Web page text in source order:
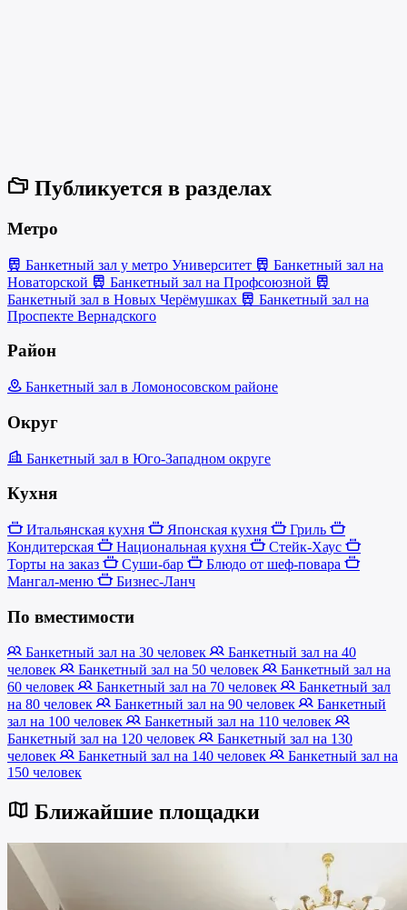
Публикуется в разделах
Метро
Банкетный зал у метро Университет
Банкетный зал на
Новаторской
Банкетный зал на Профсоюзной
Банкетный зал в Новых Черёмушках
Банкетный зал на
Проспекте Вернадского
Район
Банкетный зал в Ломоносовском районе
Округ
Банкетный зал в Юго-Западном округе
Кухня
Итальянская кухня Японская кухня
Гриль
Кондитерская
Национальная кухня
Стейк-Хаус
Торты на заказ
Суши-бар
Блюдо от шеф-повара
Мангал-меню
Бизнес-Ланч
По вместимости
Банкетный зал на 30 человек
Банкетный зал на 40
человек
Банкетный зал на 50 человек
Банкетный зал на
60 человек
Банкетный зал на 70 человек
Банкетный зал
на 80 человек
Банкетный зал на 90 человек
Банкетный
зал на 100 человек
Банкетный зал на 110 человек
Банкетный зал на 120 человек
Банкетный зал на 130
человек
Банкетный зал на 140 человек
Банкетный зал на
150 человек
Ближайшие площадки